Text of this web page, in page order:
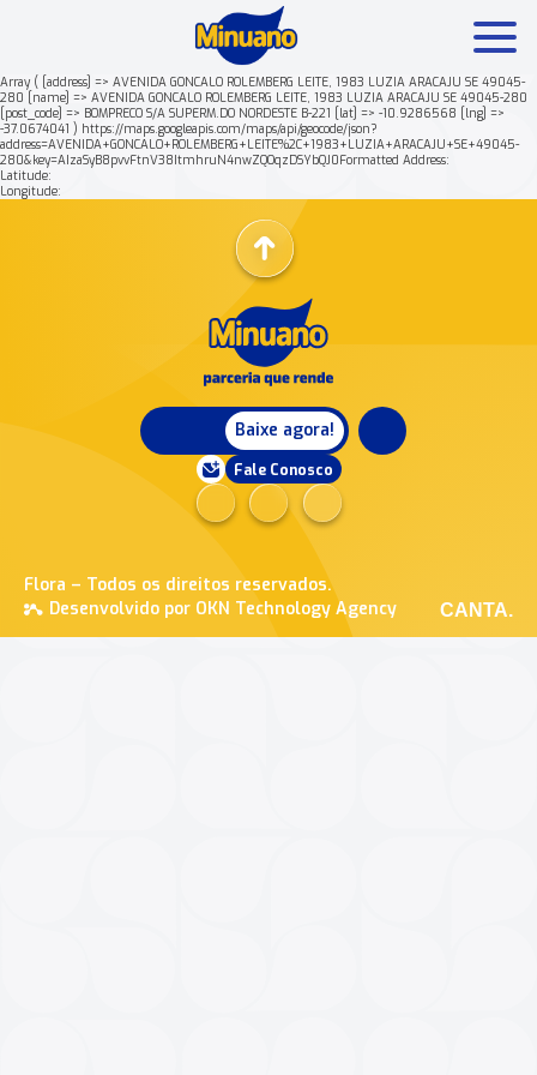
Array ( [address] => AVENIDA GONCALO ROLEMBERG LEITE, 1983 LUZIA ARACAJU SE 49045-
280 [name] => AVENIDA GONCALO ROLEMBERG LEITE, 1983 LUZIA ARACAJU SE 49045-280
[post_code] => BOMPRECO S/A SUPERM.DO NORDESTE B-221 [lat] => -10.9286568 [lng] =>
-37.0674041 ) https://maps.googleapis.com/maps/api/geocode/json?
address=AVENIDA+GONCALO+ROLEMBERG+LEITE%2C+1983+LUZIA+ARACAJU+SE+49045-
280&key=AIzaSyB8pvvFtnV38ItmhruN4nwZQOqzDSYbQJ0Formatted Address:
Latitude:
Longitude:
Baixe agora!
Fale Conosco
Flora – Todos os direitos reservados.
Desenvolvido por OKN Technology Agency
CANTA.
Mais buscados: Produtos Minuano Rende +
Nossa história